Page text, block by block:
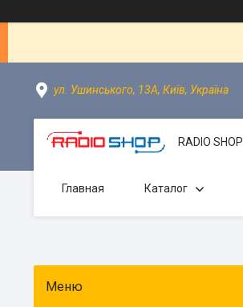
ул. Ушинського, 13А, Київ, Україна
RADIO SHOP
Главная Каталог